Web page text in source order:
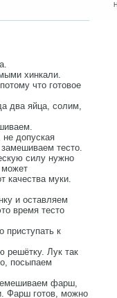
хинкали.
что готовое
два яйца, солим,
допуская
тесто.
силу нужно
может
качества муки.
и оставляем
время тесто
приступать к
решётку. Лук так
посыпаем
фарш,
Фарш готов, можно